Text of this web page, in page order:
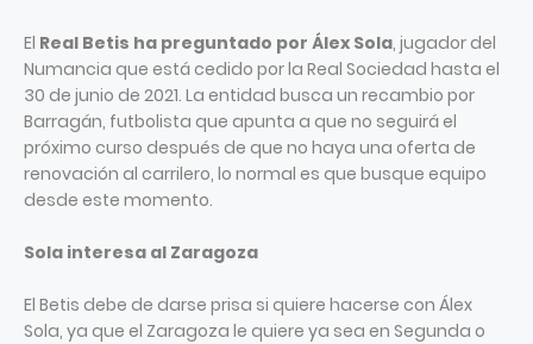
El Real Betis ha preguntado por Álex Sola, jugador del
Numancia que está cedido por la Real Sociedad hasta el
30 de junio de 2021. La entidad busca un recambio por
Barragán, futbolista que apunta a que no seguirá el
próximo curso después de que no haya una oferta de
renovación al carrilero, lo normal es que busque equipo
desde este momento.
Sola interesa al Zaragoza
El Betis debe de darse prisa si quiere hacerse con Álex
Sola, ya que el Zaragoza le quiere ya sea en Segunda o